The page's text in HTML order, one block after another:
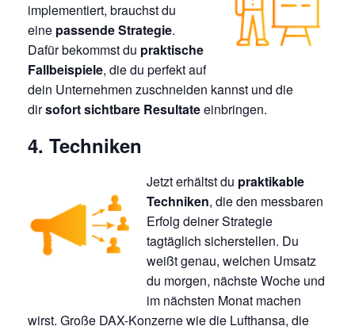
implementiert, brauchst du
eine passende Strategie.
Dafür bekommst du praktische
Fallbeispiele, die du perfekt auf
dein Unternehmen zuschneiden kannst und die
dirsofort sichtbare Resultateeinbringen.
4. Techniken
Jetzt erhältst du praktikable
Techniken, die den messbaren
Erfolg deiner Strategie
tagtäglich sicherstellen. Du
weißt genau, welchen Umsatz
du morgen, nächste Woche und
im nächsten Monat machen
wirst. Große DAX-Konzerne wie die Lufthansa, die